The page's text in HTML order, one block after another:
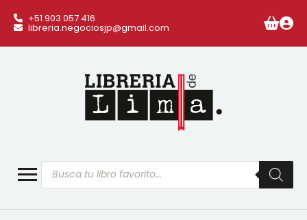
+51 903 057 416
libreria.negociosjp@gmail.com
Búsqueda
de
productos